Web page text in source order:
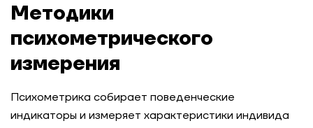
Методики
психометрического
измерения
Психометрика собирает поведенческие
индикаторы и измеряет характеристики индивида